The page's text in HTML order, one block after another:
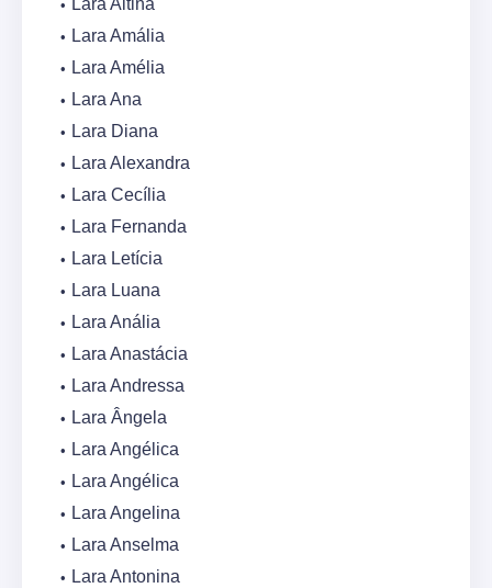
Lara Altina
Lara Amália
Lara Amélia
Lara Ana
Lara Diana
Lara Alexandra
Lara Cecília
Lara Fernanda
Lara Letícia
Lara Luana
Lara Anália
Lara Anastácia
Lara Andressa
Lara Ângela
Lara Angélica
Lara Angélica
Lara Angelina
Lara Anselma
Lara Antonina